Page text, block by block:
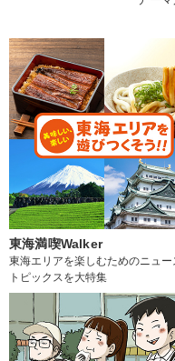
東海満喫Walker
東海エリアを楽しむためのニュー
トピックスを大特集